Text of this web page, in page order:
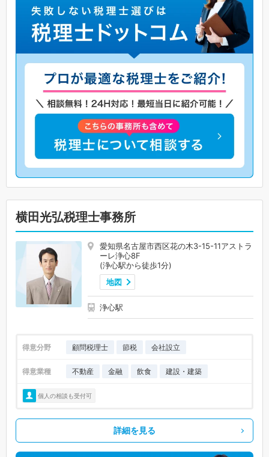
横田光弘税理士事務所
愛知県名古屋市西区花の木3-15-11アストラ
ーレ浄心8F
(浄心駅から徒歩1分)
地図
浄心駅
得意分野 顧問税理士 節税 会社設立
得意業種 不動産 金融 飲食 建設・建築
個人の相談も受付可
詳細を見る